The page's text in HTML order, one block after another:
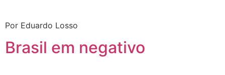
Por Eduardo Losso
Brasil em negativo